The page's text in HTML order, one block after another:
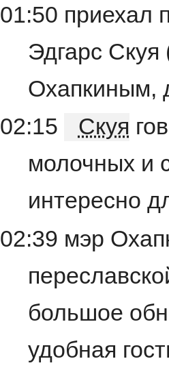
01:50 приехал
Эдгарс Скуя
Охапкиным,
02:15
Скуя
молочных и
интересно
02:39 мэр
большое
удобная